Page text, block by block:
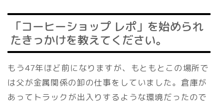
「コーヒーショップ レポ」を始められ
たきっかけを教えてください。
もう47年ほど前になりますが、もともとこの場所で
は父が金属関係の卸の仕事をしていました。倉庫が
あってトラックが出入りするような環境だったので